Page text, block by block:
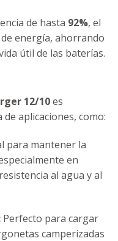
de hasta 92%, el
energía, ahorrando
útil de las baterías.
12/10es
aplicaciones, como:
para mantener la
en
al agua y al
Perfecto para cargar
camperizadas